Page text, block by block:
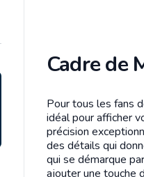
Cadre de
Description
Pour tous les fans
idéal pour afficher
précision
des détails qui
qui se démarque
ajouter une touche